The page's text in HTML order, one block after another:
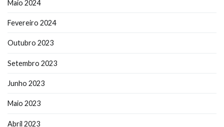
Maio 2024
Fevereiro 2024
Outubro 2023
Setembro 2023
Junho 2023
Maio 2023
Abril 2023